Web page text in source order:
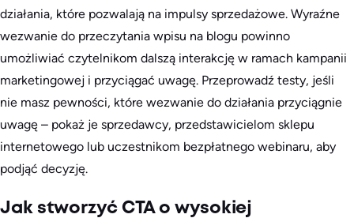
działania, które pozwalają na impulsy sprzedażowe. Wyraźne
wezwanie do przeczytania wpisu na blogu powinno
umożliwiać czytelnikom dalszą interakcję w ramach kampanii
marketingowej i przyciągać uwagę. Przeprowadź testy, jeśli
nie masz pewności, które wezwanie do działania przyciągnie
uwagę – pokaż je sprzedawcy, przedstawicielom sklepu
internetowego lub uczestnikom bezpłatnego webinaru, aby
podjąć decyzję.
Jak stworzyć CTA o wysokiej